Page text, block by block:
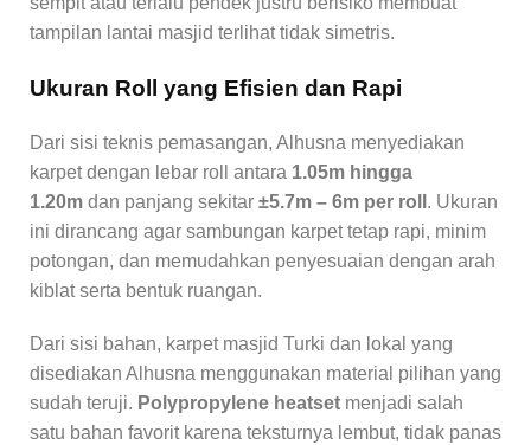
tampilan lantai masjid terlihat tidak simetris.
Ukuran Roll yang Efisien dan Rapi
Dari sisi teknis pemasangan, Alhusna menyediakan
karpet dengan lebar roll antara 1.05m hingga
1.20m dan panjang sekitar ±5.7m – 6m per roll . Ukuran
ini dirancang agar sambungan karpet tetap rapi, minim
potongan, dan memudahkan penyesuaian dengan arah
kiblat serta bentuk ruangan.
Dari sisi bahan, karpet masjid Turki dan lokal yang
disediakan Alhusna menggunakan material pilihan yang
sudah teruji. Polypropylene heatset menjadi salah
satu bahan favorit karena teksturnya lembut, tidak panas